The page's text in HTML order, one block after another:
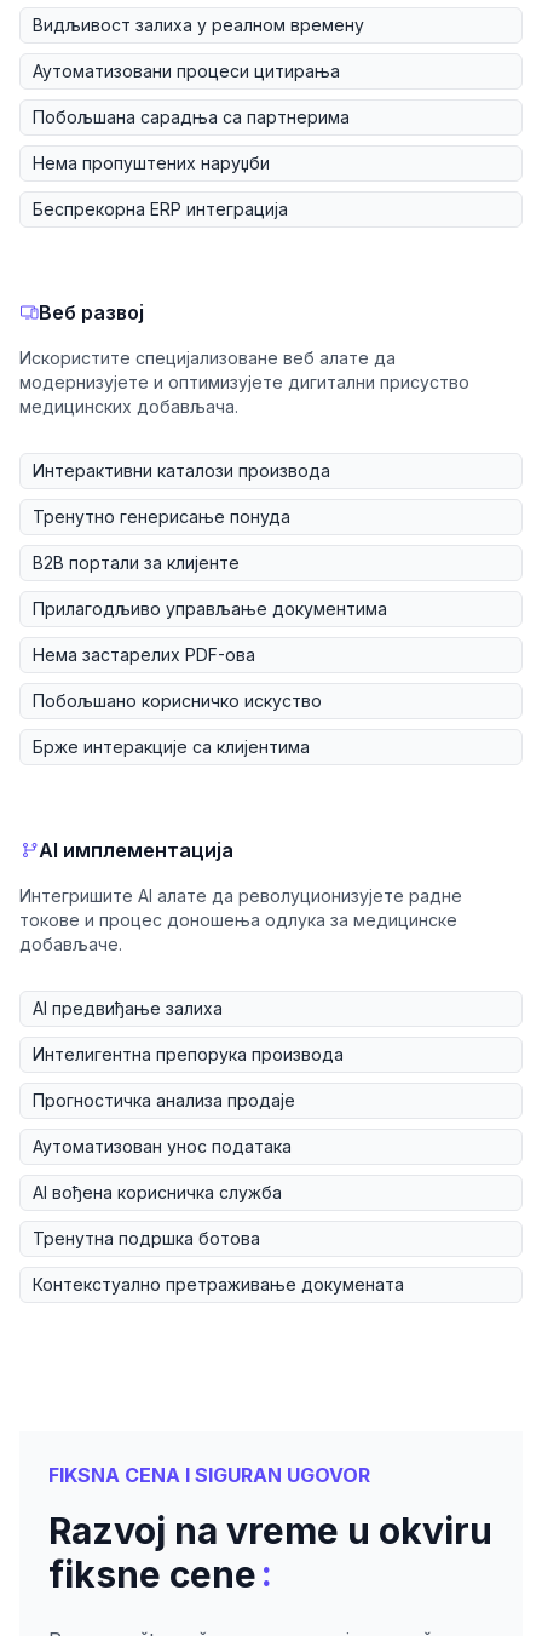
Видљивост залиха у реалном времену
Аутоматизовани процеси цитирања
Побољшана сарадња са партнерима
Нема пропуштених наруџби
Беспрекорна ERP интеграција
Веб развој
Искористите специјализоване веб алате да
модернизујете и оптимизујете дигитални присуство
медицинских добављача.
Интерактивни каталози производа
Тренутно генерисање понуда
B2B портали за клијенте
Прилагодљиво управљање документима
Нема застарелих PDF-ова
Побољшано корисничко искуство
Брже интеракције са клијентима
AI имплементација
Интегришите AI алате да револуционизујете радне
токове и процес доношења одлука за медицинске
добављаче.
AI предвиђање залиха
Интелигентна препорука производа
Прогностичка анализа продаје
Аутоматизован унос података
AI вођена корисничка служба
Тренутна подршка ботова
Контекстуално претраживање докумената
FIKSNA CENA I SIGURAN UGOVOR
Razvoj na vreme u okviru
fiksne cene: